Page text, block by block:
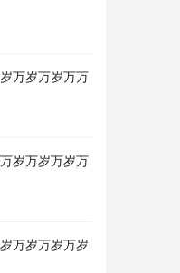
万岁万岁万万
岁万岁万岁万
万岁万岁万岁